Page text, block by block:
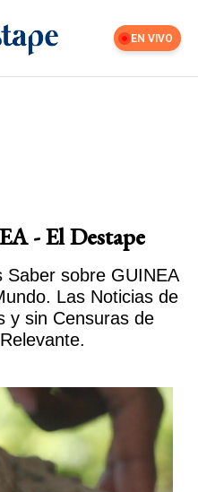
EN VIVO
- El Destape
Saber sobre GUINEA
Las Noticias de
y sin Censuras de